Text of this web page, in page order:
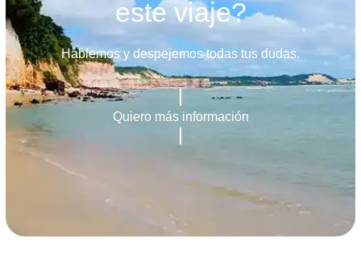
este viaje?
Hablemos y despejemos todas tus dudas.
Quiero más información